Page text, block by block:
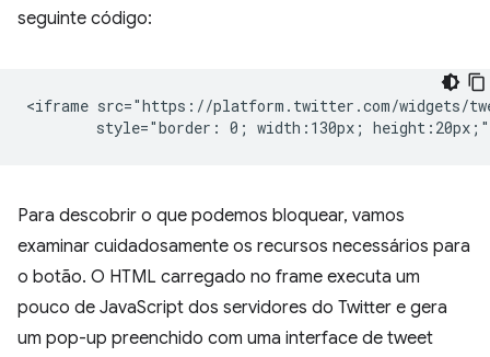
seguinte código:
<iframe src="https://platform.twitter.com/widgets/
Para descobrir o que podemos bloquear, vamos
examinar cuidadosamente os recursos necessários para
o botão. O HTML carregado no frame executa um
pouco de JavaScript dos servidores do Twitter e gera
um pop-up preenchido com uma interface de tweet